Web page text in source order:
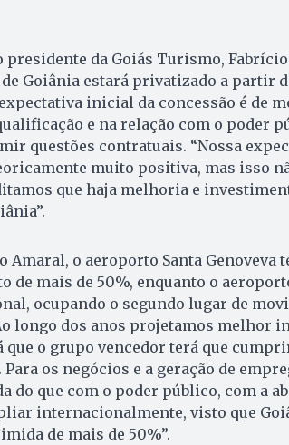
presidente da Goiás Turismo,
Goiânia estará privatizado a partir
inicial da concessão é de
e na relação com o poder
questões contratuais. “Nossa
muito positiva, mas isso
que haja melhoria e
Amaral, o aeroporto Santa Genoveva
de mais de 50%, enquanto o
ocupando o segundo lugar de
longo dos anos projetamos melhor
que o grupo vencedor terá que
os negócios e a geração de
do que com o poder público, com a
internacionalmente, visto que
de mais de 50%”.